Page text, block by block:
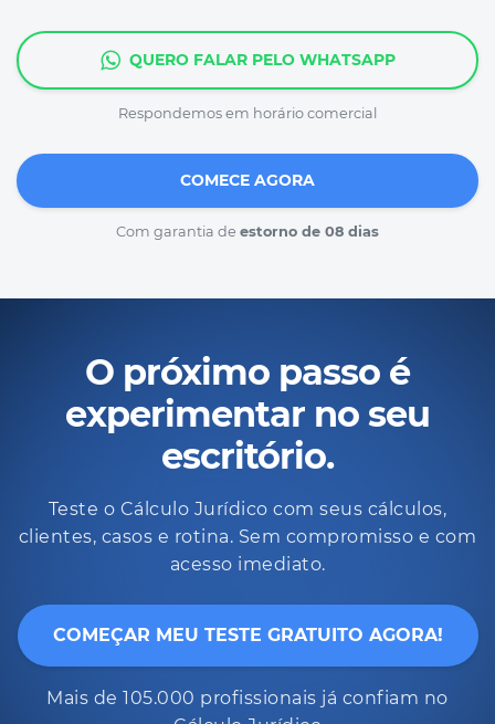
QUERO FALAR PELO WHATSAPP
Respondemos em horário comercial
COMECE AGORA
Com garantia de estorno de 08 dias
O próximo passo é
experimentar no seu
escritório.
Teste o Cálculo Jurídico com seus cálculos,
clientes, casos e rotina. Sem compromisso e com
acesso imediato.
COMEÇAR MEU TESTE GRATUITO AGORA!
Mais de 105.000 profissionais já confiam no